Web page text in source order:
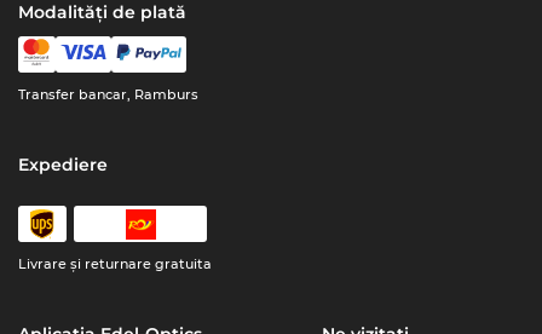
Modalități de plată
Transfer bancar, Ramburs
Expediere
Livrare şi returnare gratuita